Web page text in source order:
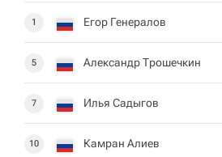
1 Егор Генералов
5 Александр Трошечкин
7 Илья Садыгов
10 Камран Алиев